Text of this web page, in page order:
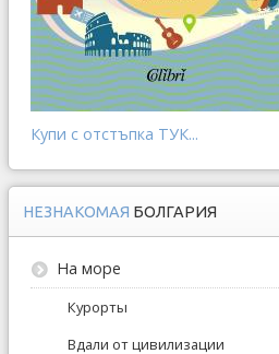
Купи с отстъпка ТУК...
НЕЗНАКОМАЯ БОЛГАРИЯ
На море
Курорты
Вдали от цивилизации